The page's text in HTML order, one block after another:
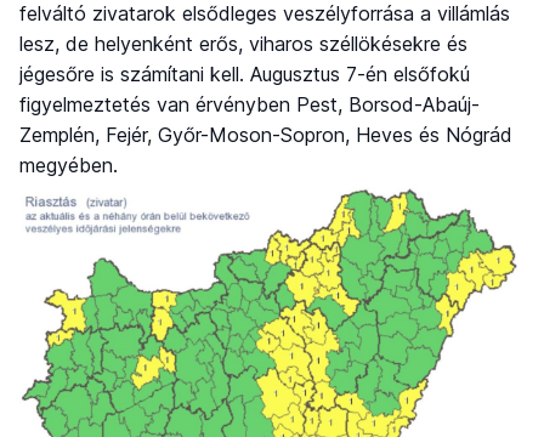
felváltó zivatarok elsődleges veszélyforrása a villámlás
lesz, de helyenként erős, viharos széllökésekre és
jégesőre is számítani kell. Augusztus 7-én elsőfokú
figyelmeztetés van érvényben Pest, Borsod-Abaúj-
Zemplén, Fejér, Győr-Moson-Sopron, Heves és Nógrád
megyében.